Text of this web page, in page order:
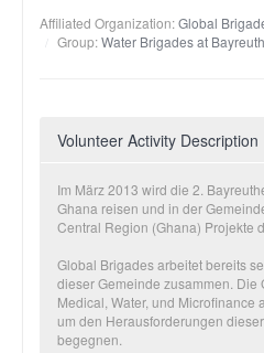
Affiliated Organization:Global
Group:Water Brigades at
Volunteer Activity Description
Im März 2013 wird die 2.
Ghana reisen und in der
Central Region (Ghana) Projekte
Global Brigades arbeitet bereits
dieser Gemeinde zusammen. Die
Medical, Water, und Microfinance
um den Herausforderungen
begegnen.